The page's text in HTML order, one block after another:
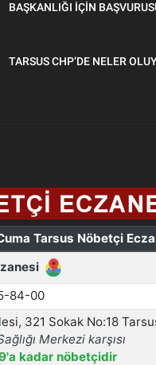
BAŞKANLIĞI İÇİN
TARSUS CHP’DE NELER